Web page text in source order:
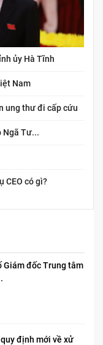
ủy Hà Tĩnh
Nam
ung thư đi cấp cứu
Ngã Tư...
CEO có gì?
Giám đốc Trung tâm
định mới về xử